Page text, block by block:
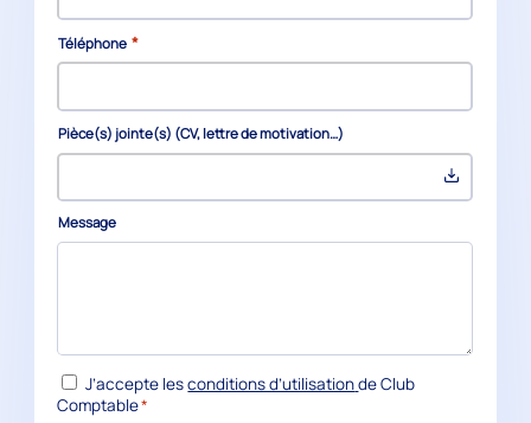
Téléphone *
Pièce(s) jointe(s) (CV, lettre de motivation…)
Message
RGPD
* J’accepte lesconditions d’utilisationde Club
Comptable*